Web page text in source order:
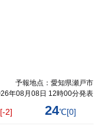
予報地点：愛知県瀬戸市
年08月08日 12時00分発表
[-2] 24℃[0]